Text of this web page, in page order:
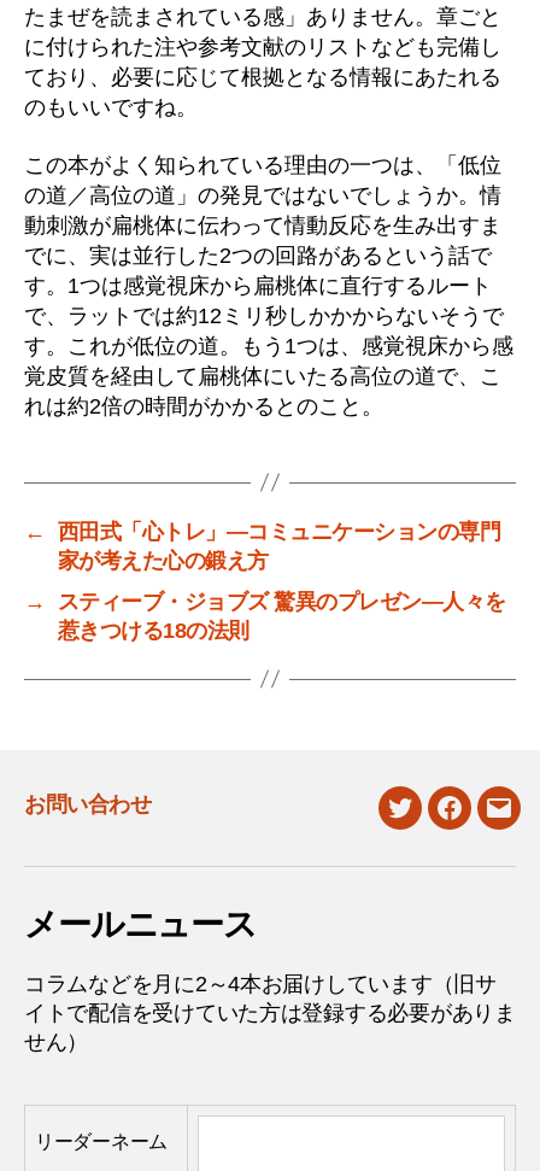
たまぜを読まされている感」ありません。章ごと
に付けられた注や参考文献のリストなども完備し
ており、必要に応じて根拠となる情報にあたれる
のもいいですね。
この本がよく知られている理由の一つは、「低位
の道／高位の道」の発見ではないでしょうか。情
動刺激が扁桃体に伝わって情動反応を生み出すま
でに、実は並行した2つの回路があるという話で
す。1つは感覚視床から扁桃体に直行するルート
で、ラットでは約12ミリ秒しかかからないそうで
す。これが低位の道。もう1つは、感覚視床から感
覚皮質を経由して扁桃体にいたる高位の道で、こ
れは約2倍の時間がかかるとのこと。
←
西田式「心トレ」―コミュニケーションの専門
家が考えた心の鍛え方
→
スティーブ・ジョブズ 驚異のプレゼン―人々を
惹きつける18の法則
お問い合わせ
twitterfacebook
メールニュース
コラムなどを月に2～4本お届けしています（旧サ
イトで配信を受けていた方は登録する必要がありま
せん）
リーダーネーム